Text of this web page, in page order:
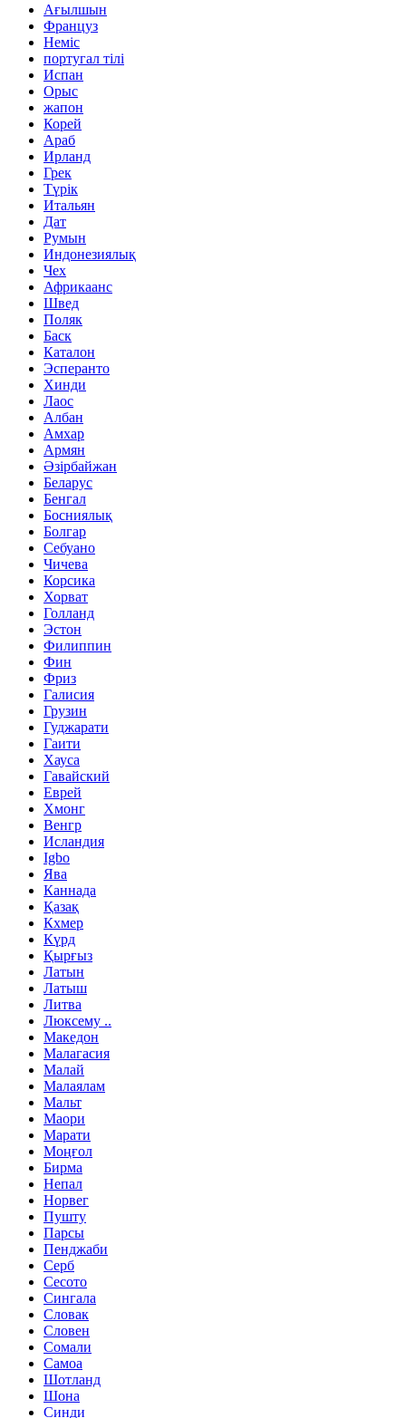
Ағылшын
Француз
Неміс
португал тілі
Испан
Орыс
жапон
Корей
Араб
Ирланд
Грек
Түрік
Итальян
Дат
Румын
Индонезиялық
Чех
Африкаанс
Швед
Поляк
Баск
Каталон
Эсперанто
Хинди
Лаос
Албан
Амхар
Армян
Әзірбайжан
Беларус
Бенгал
Босниялық
Болгар
Себуано
Чичева
Корсика
Хорват
Голланд
Эстон
Филиппин
Фин
Фриз
Галисия
Грузин
Гуджарати
Гаити
Хауса
Гавайский
Еврей
Хмонг
Венгр
Исландия
Igbo
Ява
Каннада
Қазақ
Кхмер
Күрд
Қырғыз
Латын
Латыш
Литва
Люксему ..
Македон
Малагасия
Малай
Малаялам
Мальт
Маори
Марати
Моңғол
Бирма
Непал
Норвег
Пушту
Парсы
Пенджаби
Серб
Сесото
Сингала
Словак
Словен
Сомали
Самоа
Шотланд
Шона
Синди